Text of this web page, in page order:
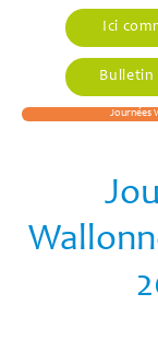
Ici
Bulletin
Journées